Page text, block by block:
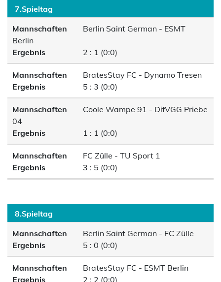
7.Spieltag
Mannschaften
Berlin Saint German - ESMT
Berlin
Ergebnis
2 : 1 (0:0)
Mannschaften
BratesStay FC - Dynamo Tresen
Ergebnis
5 : 3 (0:0)
Mannschaften
Coole Wampe 91 - DifVGG Priebe
04
Ergebnis
1 : 1 (0:0)
Mannschaften
FC Zülle - TU Sport 1
Ergebnis
3 : 5 (0:0)
8.Spieltag
Mannschaften
Berlin Saint German - FC Zülle
Ergebnis
5 : 0 (0:0)
Mannschaften
BratesStay FC - ESMT Berlin
Ergebnis
2 : 2 (0:0)